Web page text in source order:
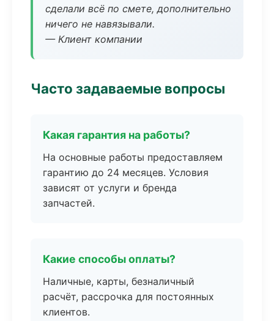
сделали всё по смете, дополнительно
ничего не навязывали.
— Клиент компании
Часто задаваемые вопросы
Какая гарантия на работы?
На основные работы предоставляем
гарантию до 24 месяцев. Условия
зависят от услуги и бренда
запчастей.
Какие способы оплаты?
Наличные, карты, безналичный
расчёт, рассрочка для постоянных
клиентов.